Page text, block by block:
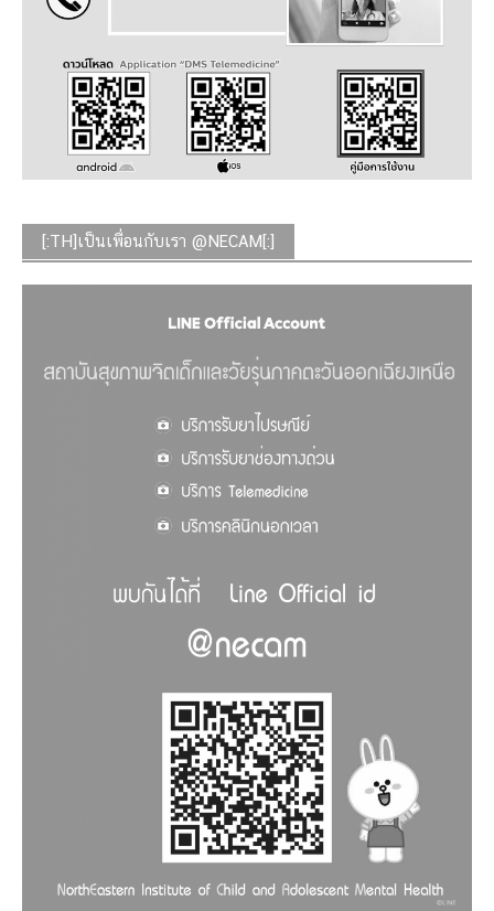
[:TH]เป็นเพื่อนกับเรา @NECAM[:]